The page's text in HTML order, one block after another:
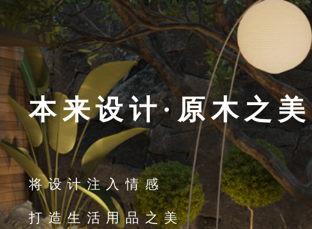
本来设计·原木之美
将设计注入情感
打造生活用品之美